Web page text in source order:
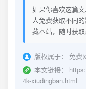
如果你喜欢这篇
人免费获取不同
藏本站，随时获取
版权属于：
免费
本文链接：
4k-xiudingban.html